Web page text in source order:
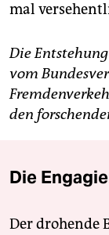
mal
Die
vom
den
Die
Der drohende